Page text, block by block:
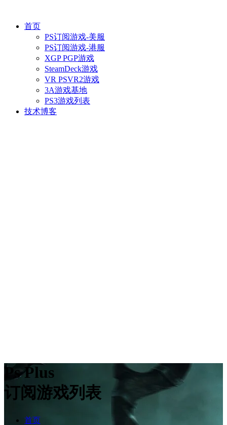
首页
PS订阅游戏-美服
PS订阅游戏-港服
XGP PGP游戏
SteamDeck游戏
VR PSVR2游戏
3A游戏基地
PS3游戏列表
技术博客
Ps Plus
订阅游戏列表
首页